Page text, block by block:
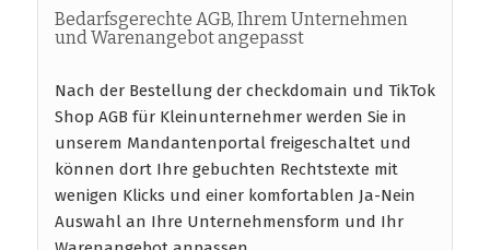
Bedarfsgerechte AGB, Ihrem Unternehmen
und Warenangebot angepasst
Nach der Bestellung der checkdomain und TikTok
Shop AGB für Kleinunternehmer werden Sie in
unserem Mandantenportal freigeschaltet und
können dort Ihre gebuchten Rechtstexte mit
wenigen Klicks und einer komfortablen Ja-Nein
Auswahl an Ihre Unternehmensform und Ihr